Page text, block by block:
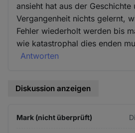
ansieht hat aus der Geschichte
Vergangenheit nichts gelernt,
Fehler wiederholt werden bis
wie katastrophal dies enden
Antworten
Diskussion anzeigen
Mark (nicht überprüft)